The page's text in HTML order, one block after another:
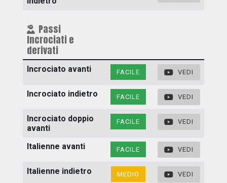
Passi
Incrociati e
derivati
Incrociato avanti FACILE VEDI
Incrociato indietro FACILE VEDI
Incrociato doppio
avanti
FACILE VEDI
Italienne avanti FACILE VEDI
Italienne indietro MEDIO VEDI